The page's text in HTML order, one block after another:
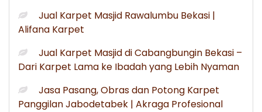
Jual Karpet Masjid Rawalumbu Bekasi |
Alifana Karpet
Jual Karpet Masjid di Cabangbungin Bekasi –
Dari Karpet Lama ke Ibadah yang Lebih Nyaman
Jasa Pasang, Obras dan Potong Karpet
Panggilan Jabodetabek | Akraga Profesional